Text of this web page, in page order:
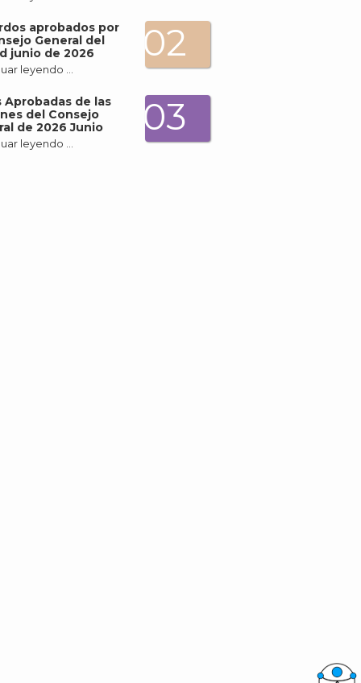
aprobados por
General del
d junio de 2026
leyendo …
02
Aprobadas de las
del Consejo
de 2026 Junio
leyendo …
03